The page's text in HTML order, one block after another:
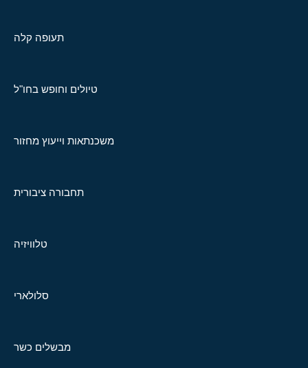
תעופה קלה
טיולים וחופש בחו"ל
משכנתאות וייעוץ מחזור
תחבורה ציבורית
טלוויזיה
סלולארי
מבשלים כשר